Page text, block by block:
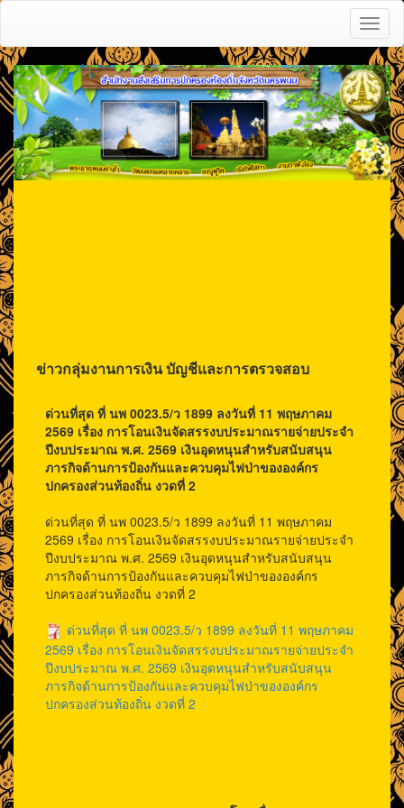
ข่าวกลุ่มงานการเงิน บัญชีและการตรวจสอบ
ด่วนที่สุด ที่ นพ 0023.5/ว 1899 ลงวันที่ 11 พฤษภาคม
2569 เรื่อง การโอนเงินจัดสรรงบประมาณรายจ่ายประจำ
ปีงบประมาณ พ.ศ. 2569 เงินอุดหนุนสำหรับสนับสนุน
ภารกิจด้านการป้องกันและควบคุมไฟป่าขององค์กร
ปกครองส่วนท้องถิ่น งวดที่ 2
ด่วนที่สุด ที่ นพ 0023.5/ว 1899 ลงวันที่ 11 พฤษภาคม
2569 เรื่อง การโอนเงินจัดสรรงบประมาณรายจ่ายประจำ
ปีงบประมาณ พ.ศ. 2569 เงินอุดหนุนสำหรับสนับสนุน
ภารกิจด้านการป้องกันและควบคุมไฟป่าขององค์กร
ปกครองส่วนท้องถิ่น งวดที่ 2
ด่วนที่สุด ที่ นพ 0023.5/ว 1899 ลงวันที่ 11 พฤษภาคม
2569 เรื่อง การโอนเงินจัดสรรงบประมาณรายจ่ายประจำ
ปีงบประมาณ พ.ศ. 2569 เงินอุดหนุนสำหรับสนับสนุน
ภารกิจด้านการป้องกันและควบคุมไฟป่าขององค์กร
ปกครองส่วนท้องถิ่น งวดที่ 2